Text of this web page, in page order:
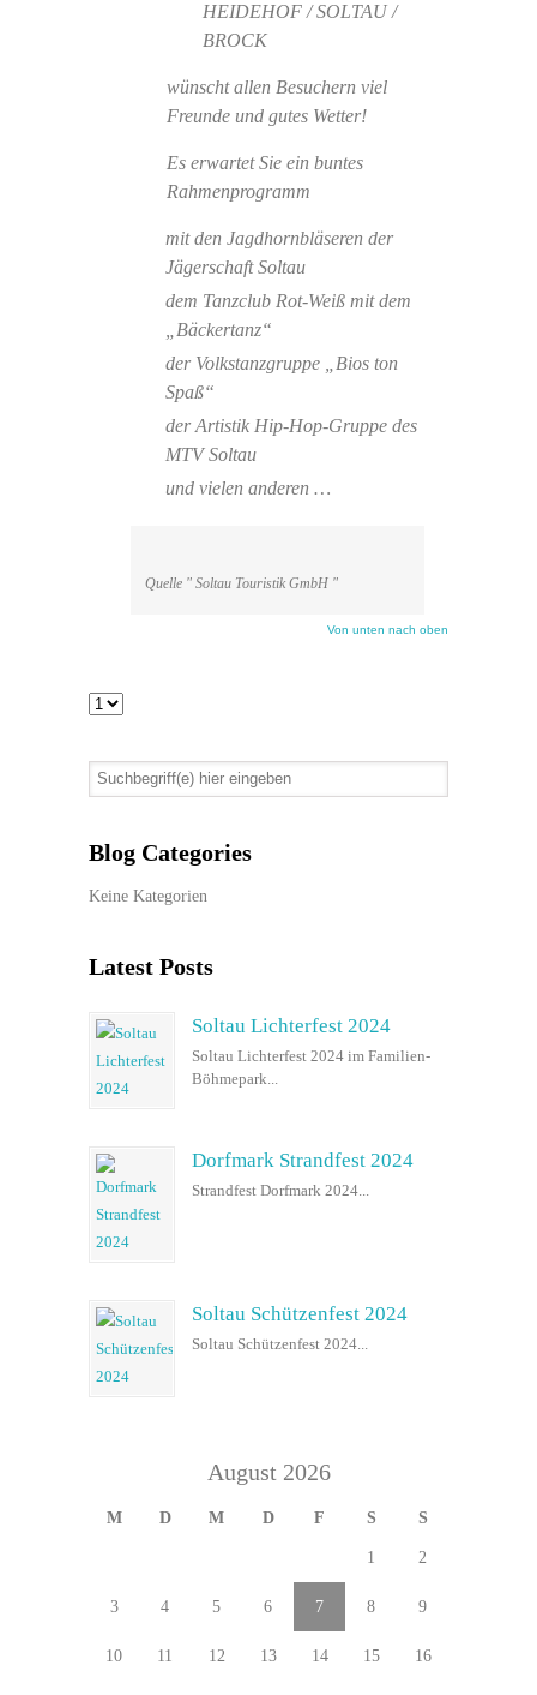
HEIDEHOF / SOLTAU /
BROCK
wünscht allen Besuchern viel
Freunde und gutes Wetter!
Es erwartet Sie ein buntes
Rahmenprogramm
mit den Jagdhornbläseren der
Jägerschaft Soltau
dem Tanzclub Rot-Weiß mit dem
„Bäckertanz“
der Volkstanzgruppe „Bios ton
Spaß“
der Artistik Hip-Hop-Gruppe des
MTV Soltau
und vielen anderen …
Quelle " Soltau Touristik GmbH "
Von unten nach oben
Blog Categories
Keine Kategorien
Latest Posts
Soltau Lichterfest 2024
Soltau Lichterfest 2024 im Familien-
Böhmepark...
Dorfmark Strandfest 2024
Strandfest Dorfmark 2024...
Soltau Schützenfest 2024
Soltau Schützenfest 2024...
August 2026
M D M D F S S
1 2
3 4 5 6 7 8 9
10 11 12 13 14 15 16